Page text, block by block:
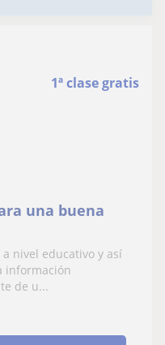
1ª clase gratis
una buena
nivel educativo y así
información
de u...